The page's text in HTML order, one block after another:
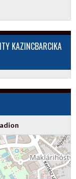
KAZINCBARCIKA